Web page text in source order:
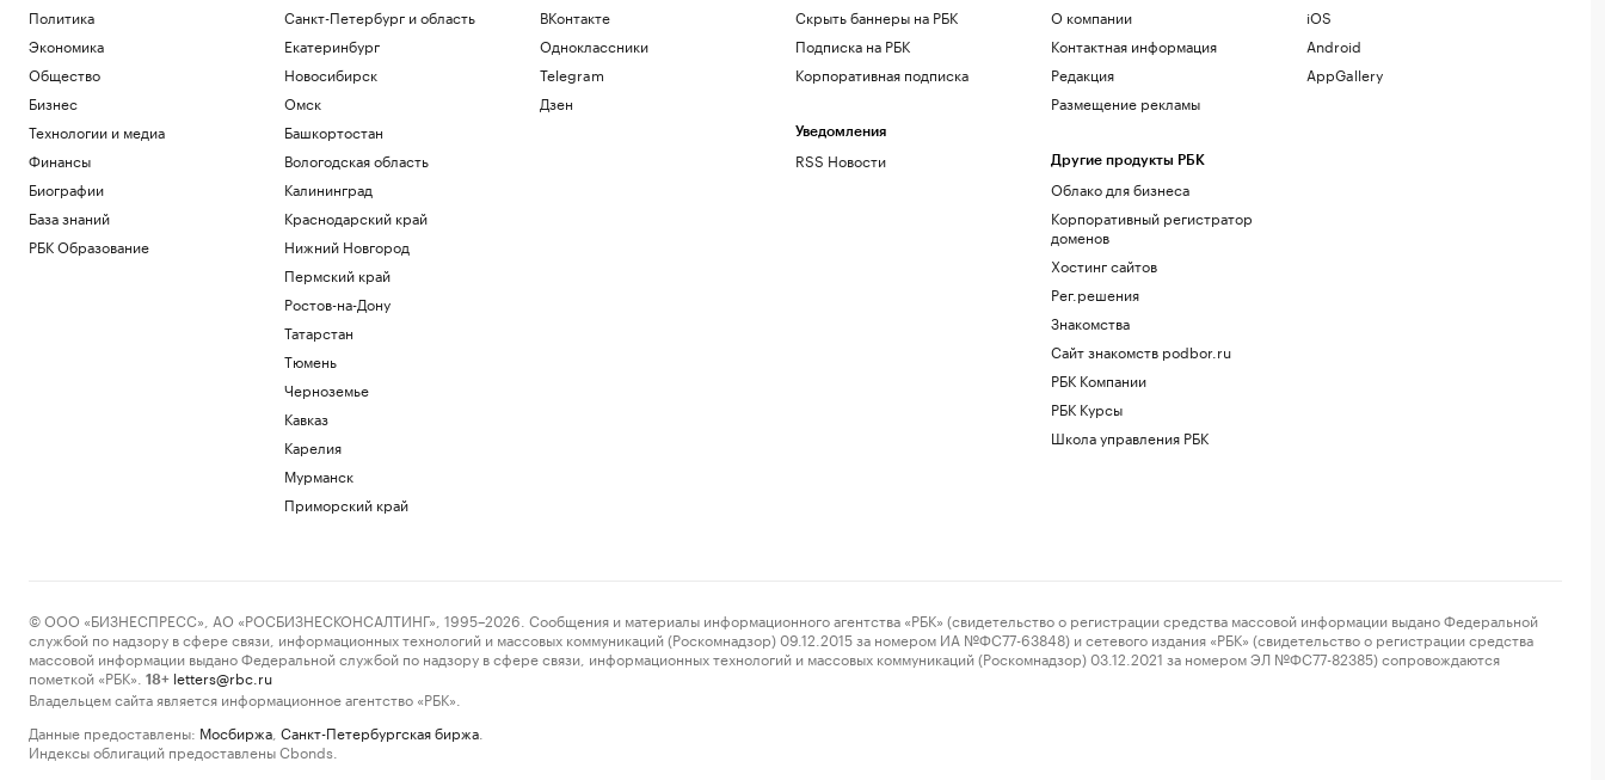
Политика
Экономика
Общество
Бизнес
Технологии и медиа
Финансы
Биографии
База знаний
РБК Образование
Санкт-Петербург и область
Екатеринбург
Новосибирск
Омск
Башкортостан
Вологодская область
Калининград
Краснодарский край
Нижний Новгород
Пермский край
Ростов-на-Дону
Татарстан
Тюмень
Черноземье
Кавказ
Карелия
Мурманск
Приморский край
ВКонтакте
Одноклассники
Telegram
Дзен
Скрыть баннеры на РБК
Подписка на РБК
Корпоративная подписка
Уведомления
RSS Новости
О компании
Контактная информация
Редакция
Размещение рекламы
Другие продукты РБК
Облако для бизнеса
Корпоративный регистратор
доменов
Хостинг сайтов
Рег.решения
Знакомства
Сайт знакомств podbor.ru
РБК Компании
РБК Курсы
Школа управления РБК
iOS
Android
AppGallery
© ООО «БИЗНЕСПРЕСС», АО «РОСБИЗНЕСКОНСАЛТИНГ», 1995–2026. Сообщения и материалы информационного агентства «РБК» (свидетельство о регистрации средства массовой информации выдано Федеральной
службой по надзору в сфере связи, информационных технологий и массовых коммуникаций (Роскомнадзор) 09.12.2015 за номером ИА №ФС77-63848) и сетевого издания «РБК» (свидетельство о регистрации средства
массовой информации выдано Федеральной службой по надзору в сфере связи, информационных технологий и массовых коммуникаций (Роскомнадзор) 03.12.2021 за номером ЭЛ №ФС77-82385) сопровождаются
пометкой «РБК».
18+ letters@rbc.ru
Владельцем сайта является информационное агентство «РБК».
Данные предоставлены: Мосбиржа Санкт-Петербургская биржа
Индексы облигаций предоставлены Cbonds.